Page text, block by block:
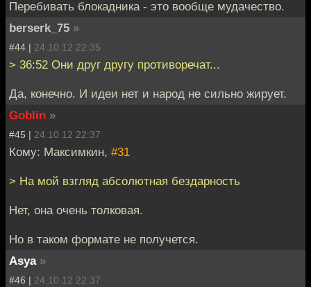
Перебивать блокадника - это вообще мудачество.
berserk_75 »
#44 | 24.10.12 22:35
> 36:52 Они друг другу противоречат...
Да, конечно. И идеи нет и народ не сильно жирует.
Goblin »
#45 | 24.10.12 22:37
Кому: Максимкин, #31
> На мой взгляд абсолютная бездарность
Нет, она очень толковая.
Но в таком формате не получется.
Asya »
#46 | 24.10.12 22:37